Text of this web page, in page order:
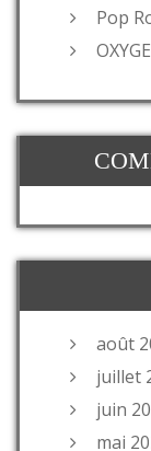
Pop
août
juillet
juin
mai